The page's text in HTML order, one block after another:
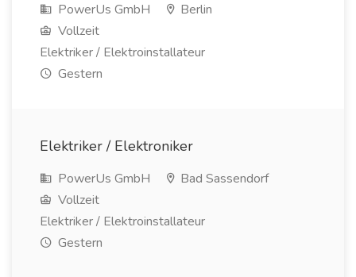
PowerUs GmbH
Berlin
Vollzeit
Elektriker / Elektroinstallateur
Gestern
Elektriker / Elektroniker
PowerUs GmbH
Bad Sassendorf
Vollzeit
Elektriker / Elektroinstallateur
Gestern